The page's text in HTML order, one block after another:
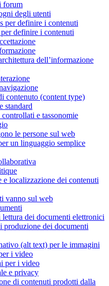
forum
degli utenti
per definire i contenuti
definire i contenuti
dell’informazione
contenuto (content type)
standard
e tassonomie
le persone sul web
un linguaggio semplice
e localizzazione dei contenuti
vanno sul web
dei documenti elettronici
produzione dei documenti
(alt text) per le immagini
i video
per i video
e privacy
di contenuti prodotti dalla